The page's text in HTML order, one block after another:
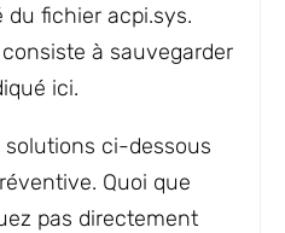
du fichier acpi.sys.
à sauvegarder
ici.
solutions ci-dessous
Quoi que
pas directement